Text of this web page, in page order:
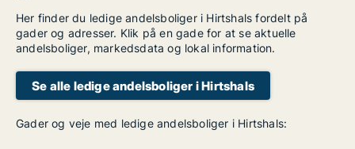
Her finder du ledige andelsboliger i Hirtshals fordelt på
gader og adresser. Klik på en gade for at se aktuelle
andelsboliger, markedsdata og lokal information.
Se alle ledige andelsboliger i Hirtshals
Gader og veje med ledige andelsboliger i Hirtshals: